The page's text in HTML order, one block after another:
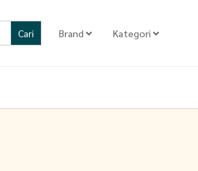
Brand Kategori